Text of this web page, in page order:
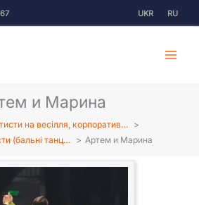
UKR RU
и Марина
на весілля, корпоратив…
(бальні танц…
Артем и Марина